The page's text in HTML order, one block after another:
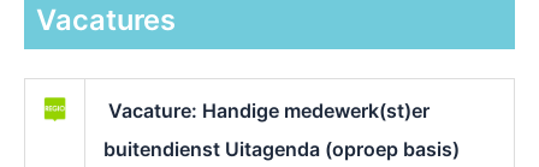
Vacatures
Vacature: Handige medewerk(st)er
buitendienst Uitagenda (oproep basis)